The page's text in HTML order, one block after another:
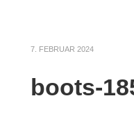
7. FEBRUAR 2024
boots-